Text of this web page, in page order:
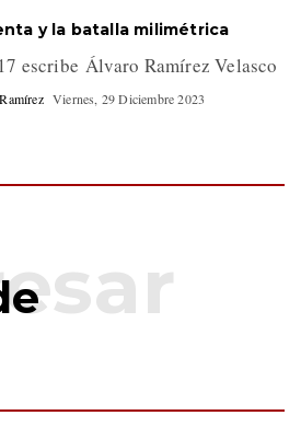
y la batalla milimétrica
escribe Álvaro Ramírez Velasco
Viernes, 29 Diciembre 2023